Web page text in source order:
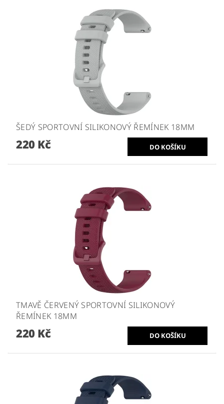
ŠEDÝ SPORTOVNÍ SILIKONOVÝ ŘEMÍNEK 18MM
220 Kč
TMAVĚ ČERVENÝ SPORTOVNÍ SILIKONOVÝ
ŘEMÍNEK 18MM
220 Kč